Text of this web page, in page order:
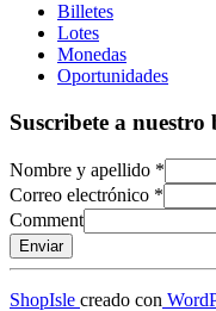
Billetes
Lotes
Monedas
Oportunidades
Suscribete a nuestro
Nombre y apellido *
Correo electrónico *
Comment
Enviar
ShopIsle creado con